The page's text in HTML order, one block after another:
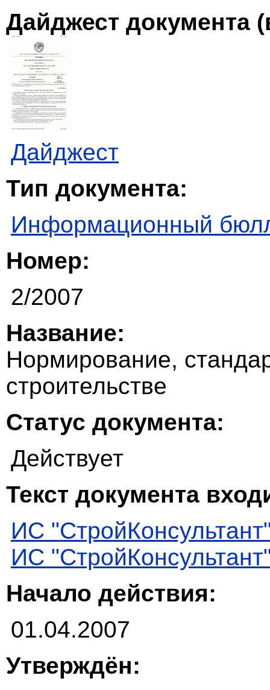
Дайджест документа
Дайджест
Тип документа:
Информационный
Номер:
2/2007
Название:
Нормирование,
строительстве
Статус документа:
Действует
Текст документа
ИС
ИС
Начало действия:
01.04.2007
Утверждён: